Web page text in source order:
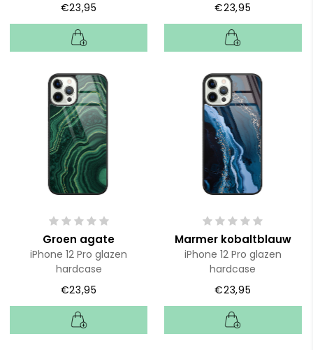
€23,95
€23,95
Groen agate
iPhone 12 Pro glazen
hardcase
€23,95
Marmer kobaltblauw
iPhone 12 Pro glazen
hardcase
€23,95